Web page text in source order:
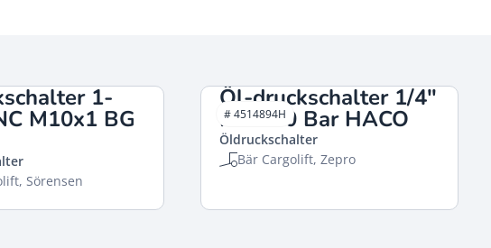
1-
M10x1 BG
Sörensen
Öl-druckschalter 1/4″
NO 210 Bar HACO
Öldruckschalter
Bär Cargolift, Zepro
# 4514894H